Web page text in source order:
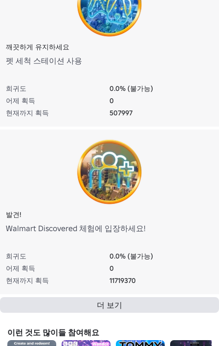
깨끗하게 유지하세요
펫 세척 스테이션 사용
희귀도
0.0% (불가능)
어제 획득
0
현재까지 획득
507997
발견!
Walmart Discovered 체험에 입장하세요!
희귀도
0.0% (불가능)
어제 획득
0
현재까지 획득
11719370
더 보기
이런 것도 많이들 참여해요